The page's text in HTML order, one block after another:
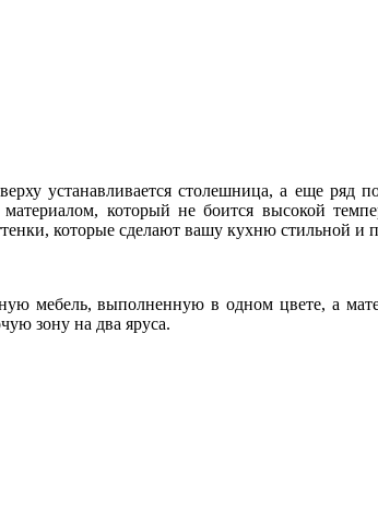
устанавливается столешница, а еще ряд
который не боится высокой
которые сделают вашу кухню стильной и
мебель, выполненную в одном цвете, а
зону на два яруса.